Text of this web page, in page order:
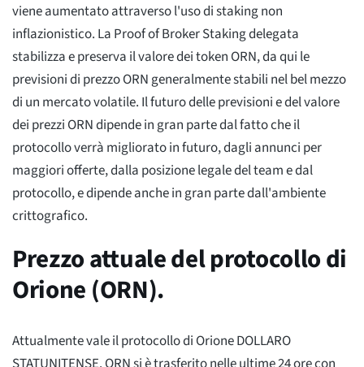
viene aumentato attraverso l'uso di staking non
inflazionistico. La Proof of Broker Staking delegata
stabilizza e preserva il valore dei token ORN, da qui le
previsioni di prezzo ORN generalmente stabili nel bel mezzo
di un mercato volatile. Il futuro delle previsioni e del valore
dei prezzi ORN dipende in gran parte dal fatto che il
protocollo verrà migliorato in futuro, dagli annunci per
maggiori offerte, dalla posizione legale del team e dal
protocollo, e dipende anche in gran parte dall'ambiente
crittografico.
Prezzo attuale del protocollo di
Orione (ORN).
Attualmente vale il protocollo di OrioneDOLLARO